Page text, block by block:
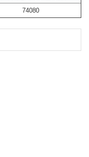
74080